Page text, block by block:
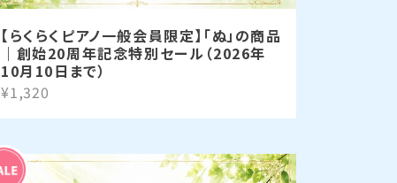
【らくらくピアノ一般会員限定】「ぬ」の商品
｜創始20周年記念特別セール（2026年
10月10日まで）
¥1,320